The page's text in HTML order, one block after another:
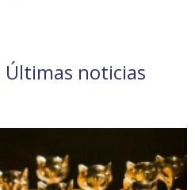
Últimas noticias